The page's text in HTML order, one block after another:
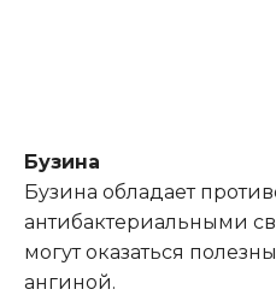
Бузина
Бузина обладает
антибактериальными
могут оказаться
ангиной.